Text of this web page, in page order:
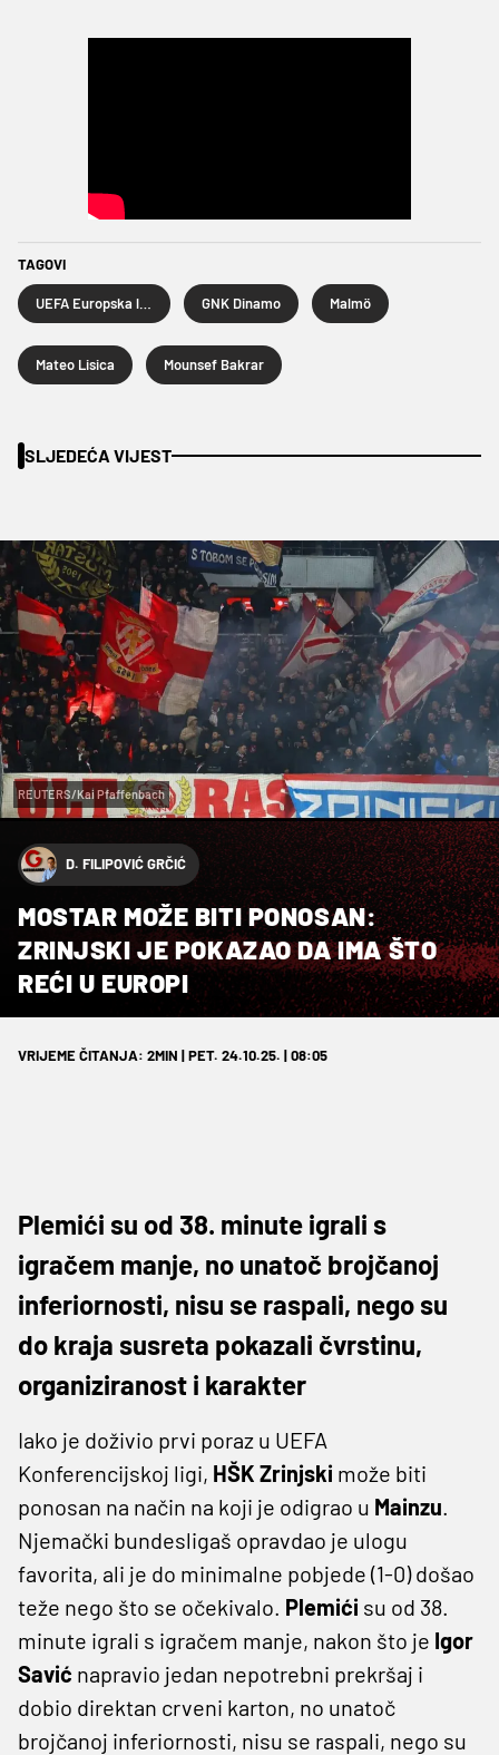
TAGOVI
GNK Dinamo Malmö
Mateo Lisica Mounsef Bakrar
SLJEDEĆA VIJEST
REUTERS/Kai Pfaffenbach
D. FILIPOVIĆ GRČIĆ
MOSTAR MOŽE BITI PONOSAN:
ZRINJSKI JE POKAZAO DA IMA ŠTO
REĆI U EUROPI
VRIJEME ČITANJA: 2MIN | PET. 24.10.25. | 08:05
Plemići su od 38. minute igrali s
igračem manje, no unatoč brojčanoj
inferiornosti, nisu se raspali, nego su
do kraja susreta pokazali čvrstinu,
organiziranost i karakter
Iako je doživio prvi poraz u UEFA
Konferencijskoj ligi, HŠK Zrinjski može biti
ponosan na način na koji je odigrao u Mainzu.
Njemački bundesligaš opravdao je ulogu
favorita, ali je do minimalne pobjede (1-0) došao
teže nego što se očekivalo. Plemići su od 38.
minute igrali s igračem manje, nakon što je Igor
Savić napravio jedan nepotrebni prekršaj i
dobio direktan crveni karton, no unatoč
brojčanoj inferiornosti, nisu se raspali, nego su